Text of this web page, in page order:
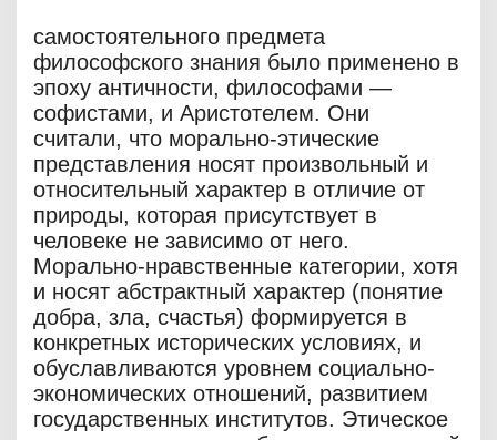
самостоятельного предмета
философского знания было применено в
эпоху античности, философами —
софистами, и Аристотелем. Они
считали, что морально-этические
представления носят произвольный и
относительный характер в отличие от
природы, которая присутствует в
человеке не зависимо от него.
Морально-нравственные категории, хотя
и носят абстрактный характер (понятие
добра, зла, счастья) формируется в
конкретных исторических условиях, и
обуславливаются уровнем социально-
экономических отношений, развитием
государственных институтов. Этическое